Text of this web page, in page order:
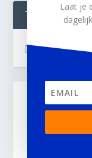
TWEETS
[custom-twitter-
Laat je